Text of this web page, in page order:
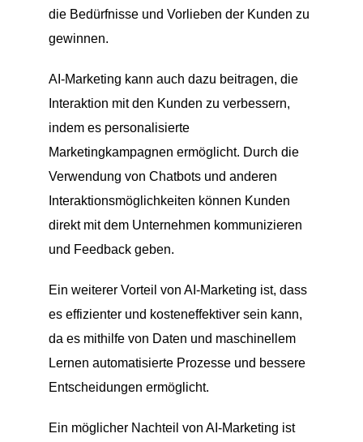
die Bedürfnisse und Vorlieben der Kunden zu
gewinnen.
AI-Marketing kann auch dazu beitragen, die
Interaktion mit den Kunden zu verbessern,
indem es personalisierte
Marketingkampagnen ermöglicht. Durch die
Verwendung von Chatbots und anderen
Interaktionsmöglichkeiten können Kunden
direkt mit dem Unternehmen kommunizieren
und Feedback geben.
Ein weiterer Vorteil von AI-Marketing ist, dass
es effizienter und kosteneffektiver sein kann,
da es mithilfe von Daten und maschinellem
Lernen automatisierte Prozesse und bessere
Entscheidungen ermöglicht.
Ein möglicher Nachteil von AI-Marketing ist